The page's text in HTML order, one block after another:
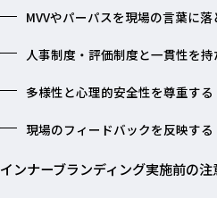
MVVやパーパスを現場の言葉に落
人事制度・評価制度と一貫性を持
多様性と心理的安全性を尊重する
現場のフィードバックを反映する
インナーブランディング実施前の注